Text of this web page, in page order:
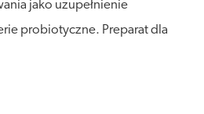
jako uzupełnienie
probiotyczne. Preparat dla